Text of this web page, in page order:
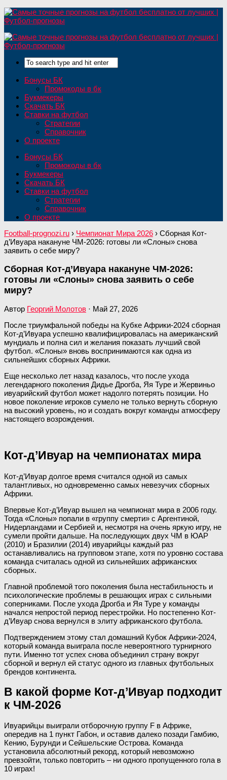
Бонусы БК
Промокоды в бк
Букмекеры
Скачать БК
Ставки на футбол
Стратегии
Справочник
О проекте
Бонусы БК
Промокоды в бк
Букмекеры
Скачать БК
Ставки на футбол
Стратегии
Справочник
О проекте
Football-prognozi.ru › Чемпионат Мира 2026 › Сборная Кот-
д’Ивуара накануне ЧМ-2026: готовы ли «Слоны» снова
заявить о себе миру?
Сборная Кот-д’Ивуара накануне ЧМ-2026:
готовы ли «Слоны» снова заявить о себе
миру?
Автор Георгий Молотов · Май 27, 2026
После триумфальной победы на Кубке Африки-2024 сборная
Кот-д’Ивуара успешно квалифицировалась на американский
мундиаль и полна сил и желания показать лучший свой
футбол. «Слоны» вновь воспринимаются как одна из
сильнейших сборных Африки.
Еще несколько лет назад казалось, что после ухода
легендарного поколения Дидье Дрогба, Яя Туре и Жервиньо
ивуарийский футбол может надолго потерять позиции. Но
новое поколение игроков сумело не только вернуть сборную
на высокий уровень, но и создать вокруг команды атмосферу
настоящего возрождения.
Кот-д’Ивуар на чемпионатах мира
Кот-д’Ивуар долгое время считался одной из самых
талантливых, но одновременно самых невезучих сборных
Африки.
Впервые Кот-д’Ивуар вышел на чемпионат мира в 2006 году.
Тогда «Слоны» попали в «группу смерти» с Аргентиной,
Нидерландами и Сербией и, несмотря на очень яркую игру, не
сумели пройти дальше. На последующих двух ЧМ в ЮАР
(2010) и Бразилии (2014) ивуарийцы каждый раз
останавливались на групповом этапе, хотя по уровню состава
команда считалась одной из сильнейших африканских
сборных.
Главной проблемой того поколения была нестабильность и
психологические проблемы в решающих играх с сильными
соперниками. После ухода Дрогба и Яя Туре у команды
начался непростой период перестройки. Но постепенно Кот-
д’Ивуар снова вернулся в элиту африканского футбола.
Подтверждением этому стал домашний Кубок Африки-2024,
который команда выиграла после невероятного турнирного
пути. Именно тот успех снова объединил страну вокруг
сборной и вернул ей статус одного из главных футбольных
брендов континента.
В какой форме Кот-д’Ивуар подходит
к ЧМ-2026
Ивуарийцы выиграли отборочную группу F в Африке,
опередив на 1 пункт Габон, и оставив далеко позади Гамбию,
Кению, Бурунди и Сейшельские Острова. Команда
установила абсолютный рекорд, который невозможно
превзойти, только повторить – ни одного пропущенного гола в
10 играх!